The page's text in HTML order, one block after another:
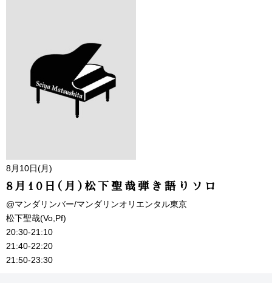
8月10日(月)
8月10日(月)松下聖哉弾き語りソロ
@マンダリンバー/マンダリンオリエンタル東京
松下聖哉(Vo,Pf)
20:30-21:10
21:40-22:20
21:50-23:30